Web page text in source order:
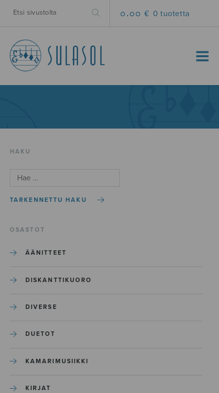
0.00 € 0 tuotetta
MENU
HAKU
TARKENNETTU HAKU
OSASTOT
ÄÄNITTEET
DISKANTTIKUORO
DIVERSE
DUETOT
KAMARIMUSIIKKI
KIRJAT